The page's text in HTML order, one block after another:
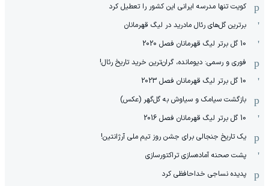
کویت تنها مدرسه ایرانی این کشور را تعطیل کرد
برترین گل‌های رئال مادرید در لیگ قهرمانان
10 گل برتر لیگ قهرمانان فصل 2020
فوری و رسمی: دیومانده، گران‌ترین خرید تاریخ رئال!
10 گل برتر لیگ قهرمانان فصل 2023
بازگشت سیامک و سیاوش به گل‌گهر (عکس)
10 گل برتر لیگ قهرمانان فصل 2016
یک تاریخ جنجالی برای جشن روز تیم ملی آرژانتین!
پشت صحنه آماده‌سازی تراکتورسازی
پدیده نساجی خداحافظی کرد